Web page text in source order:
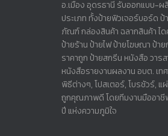
อ.เมือง อุดรธานี รับออกแบบ-
ประเภท ทั้งป้ายฟิวเจอร์บอร์ด
ภัณฑ์ กล่องสินค้า ฉลากสินค้า ไ
ป้ายร้าน ป้ายไฟ ป้ายโฆษณา ป้าย
ราคาถูก ป้ายสกรีน หนังสือ วาร
หนังสือรายงานผลงาน อบต. เท
พิธีต่างๆ, โปสเตอร์, โบรชัวร์, แ
ถูกคุณภาพดี โดยทีมงานมืออา
ปี แห่งความภูมิใจ